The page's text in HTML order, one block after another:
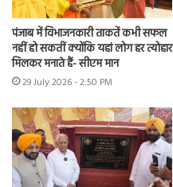
पंजाब में विभाजनकारी ताकतें कभी सफल
नहीं हो सकतीं क्योंकि यहां लोग हर त्योहार
मिलकर मनाते हैं- सीएम मान
29 July 2026 - 2:50 PM